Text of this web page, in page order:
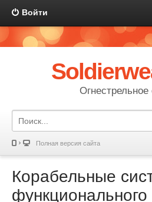
Войти
Полная версия сайта
Корабельные